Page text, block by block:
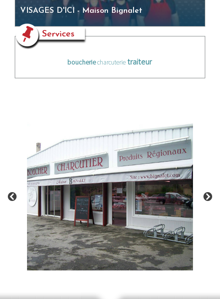
VISAGES D'ICI - Maison Bignalet
boucherie charcuterie traiteur